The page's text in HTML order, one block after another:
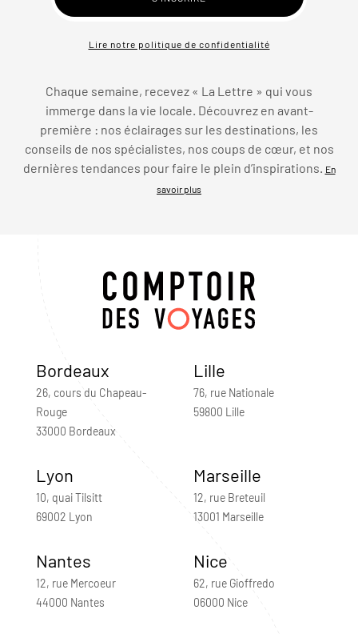
Lire notre politique de confidentialité
Chaque semaine, recevez « La Lettre » qui vous
immerge dans la vie locale. Découvrez en avant-
première : nos éclairages sur les destinations, les
conseils de nos spécialistes, nos coups de cœur, et nos
dernières tendances pour faire le plein d’inspirations.
En
savoir plus
Bordeaux
26, cours du Chapeau-
Rouge
33000 Bordeaux
Lille
76, rue Nationale
59800 Lille
Lyon
10, quai Tilsitt
69002 Lyon
Marseille
12, rue Breteuil
13001 Marseille
Nantes
12, rue Mercoeur
44000 Nantes
Nice
62, rue Gioffredo
06000 Nice